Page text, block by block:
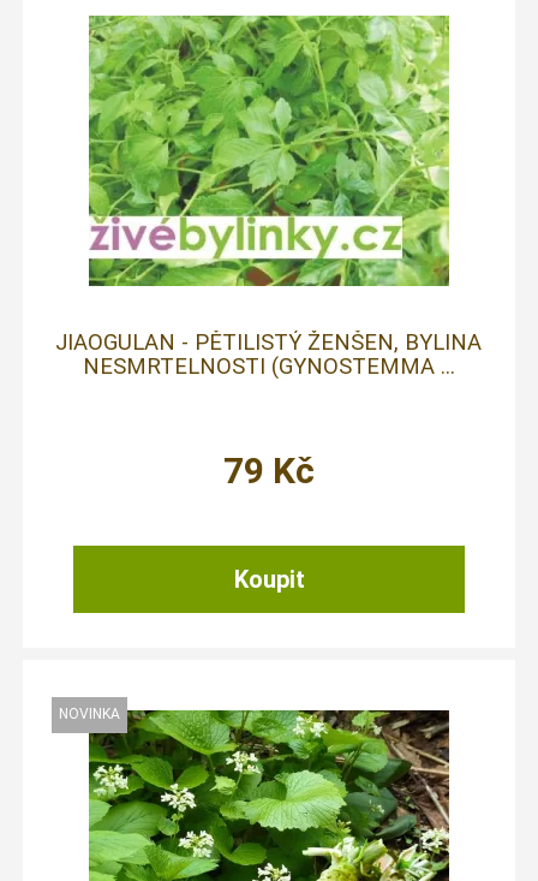
JIAOGULAN - PĚTILISTÝ ŽENŠEN, BYLINA
NESMRTELNOSTI (GYNOSTEMMA ...
79 Kč